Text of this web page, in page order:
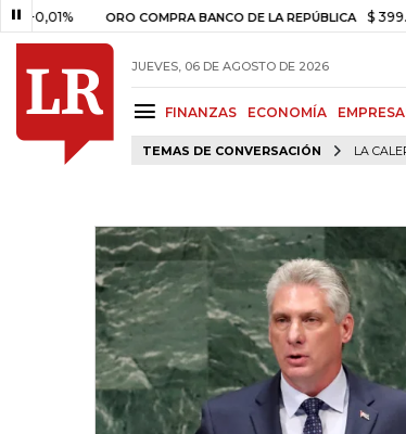
ORO COMPRA BANCO DE LA REPÚBLICA $ 399.745,16
JUEVES, 06 DE AGOSTO DE 2026
FINANZAS ECONOMÍA
TEMAS DE CONVERSACIÓN LA